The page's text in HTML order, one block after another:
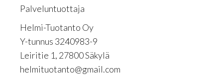
Palveluntuottaja
Helmi-Tuotanto Oy
Y-tunnus 3240983-9
Leiritie 1, 27800 Säkylä
helmituotanto@gmail.com